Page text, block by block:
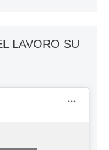
LAVORO SU